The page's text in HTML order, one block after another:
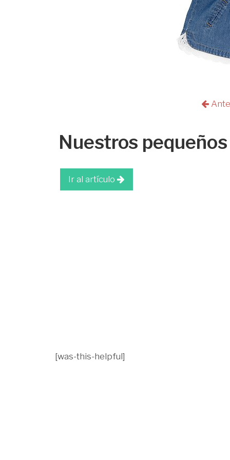
Nuestros
Ir al artículo
[was-this-helpful]